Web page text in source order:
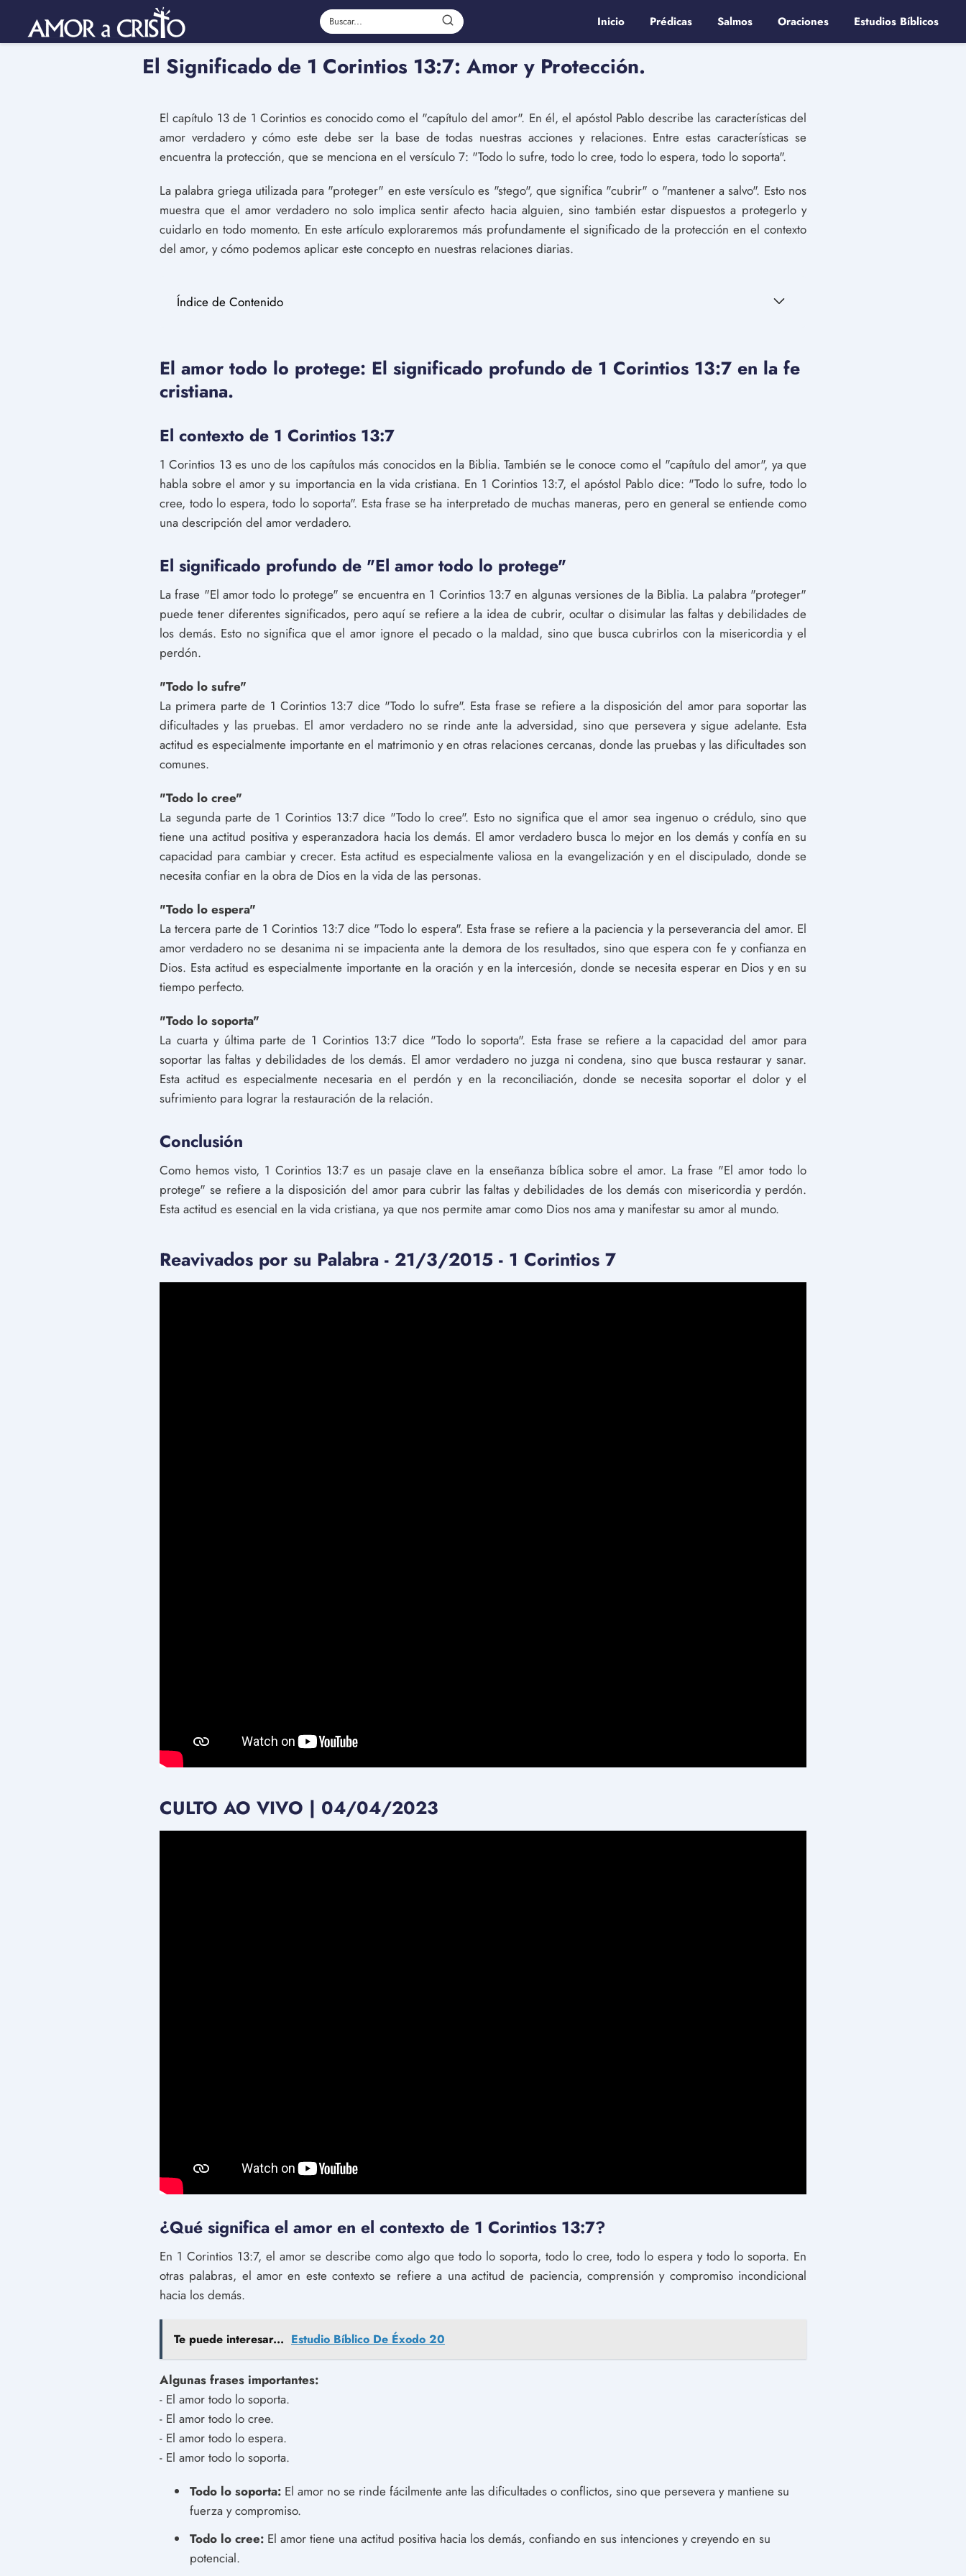
Inicio Prédicas Salmos Oraciones Estudios Bíblicos
El Significado de 1 Corintios 13:7: Amor y Protección.
El capítulo 13 de 1 Corintios es conocido como el "capítulo del amor". En él, el apóstol Pablo describe las características del
amor verdadero y cómo este debe ser la base de todas nuestras acciones y relaciones. Entre estas características se
encuentra la protección, que se menciona en el versículo 7: "Todo lo sufre, todo lo cree, todo lo espera, todo lo soporta".
La palabra griega utilizada para "proteger" en este versículo es "stego", que significa "cubrir" o "mantener a salvo". Esto nos
muestra que el amor verdadero no solo implica sentir afecto hacia alguien, sino también estar dispuestos a protegerlo y
cuidarlo en todo momento. En este artículo exploraremos más profundamente el significado de la protección en el contexto
del amor, y cómo podemos aplicar este concepto en nuestras relaciones diarias.
Índice de Contenido
El amor todo lo protege: El significado profundo de 1 Corintios 13:7 en la fe
cristiana.
El contexto de 1 Corintios 13:7
1 Corintios 13 es uno de los capítulos más conocidos en la Biblia. También se le conoce como el "capítulo del amor", ya que
habla sobre el amor y su importancia en la vida cristiana. En 1 Corintios 13:7, el apóstol Pablo dice: "Todo lo sufre, todo lo
cree, todo lo espera, todo lo soporta". Esta frase se ha interpretado de muchas maneras, pero en general se entiende como
una descripción del amor verdadero.
El significado profundo de "El amor todo lo protege"
La frase "El amor todo lo protege" se encuentra en 1 Corintios 13:7 en algunas versiones de la Biblia. La palabra "proteger"
puede tener diferentes significados, pero aquí se refiere a la idea de cubrir, ocultar o disimular las faltas y debilidades de
los demás. Esto no significa que el amor ignore el pecado o la maldad, sino que busca cubrirlos con la misericordia y el
perdón.
"Todo lo sufre"
La primera parte de 1 Corintios 13:7 dice "Todo lo sufre". Esta frase se refiere a la disposición del amor para soportar las
dificultades y las pruebas. El amor verdadero no se rinde ante la adversidad, sino que persevera y sigue adelante. Esta
actitud es especialmente importante en el matrimonio y en otras relaciones cercanas, donde las pruebas y las dificultades son
comunes.
"Todo lo cree"
La segunda parte de 1 Corintios 13:7 dice "Todo lo cree". Esto no significa que el amor sea ingenuo o crédulo, sino que
tiene una actitud positiva y esperanzadora hacia los demás. El amor verdadero busca lo mejor en los demás y confía en su
capacidad para cambiar y crecer. Esta actitud es especialmente valiosa en la evangelización y en el discipulado, donde se
necesita confiar en la obra de Dios en la vida de las personas.
"Todo lo espera"
La tercera parte de 1 Corintios 13:7 dice "Todo lo espera". Esta frase se refiere a la paciencia y la perseverancia del amor. El
amor verdadero no se desanima ni se impacienta ante la demora de los resultados, sino que espera con fe y confianza en
Dios. Esta actitud es especialmente importante en la oración y en la intercesión, donde se necesita esperar en Dios y en su
tiempo perfecto.
"Todo lo soporta"
La cuarta y última parte de 1 Corintios 13:7 dice "Todo lo soporta". Esta frase se refiere a la capacidad del amor para
soportar las faltas y debilidades de los demás. El amor verdadero no juzga ni condena, sino que busca restaurar y sanar.
Esta actitud es especialmente necesaria en el perdón y en la reconciliación, donde se necesita soportar el dolor y el
sufrimiento para lograr la restauración de la relación.
Conclusión
Como hemos visto, 1 Corintios 13:7 es un pasaje clave en la enseñanza bíblica sobre el amor. La frase "El amor todo lo
protege" se refiere a la disposición del amor para cubrir las faltas y debilidades de los demás con misericordia y perdón.
Esta actitud es esencial en la vida cristiana, ya que nos permite amar como Dios nos ama y manifestar su amor al mundo.
Reavivados por su Palabra - 21/3/2015 - 1 Corintios 7
CULTO AO VIVO | 04/04/2023
¿Qué significa el amor en el contexto de 1 Corintios 13:7?
En 1 Corintios 13:7, el amor se describe como algo que todo lo soporta, todo lo cree, todo lo espera y todo lo soporta. En
otras palabras, el amor en este contexto se refiere a una actitud de paciencia, comprensión y compromiso incondicional
hacia los demás.
Te puede interesar... Estudio Bíblico De Éxodo 20
Algunas frases importantes:
- El amor todo lo soporta.
- El amor todo lo cree.
- El amor todo lo espera.
- El amor todo lo soporta.
Todo lo soporta: El amor no se rinde fácilmente ante las dificultades o conflictos, sino que persevera y mantiene su
fuerza y ​​compromiso.
Todo lo cree: El amor tiene una actitud positiva hacia los demás, confiando en sus intenciones y creyendo en su
potencial.